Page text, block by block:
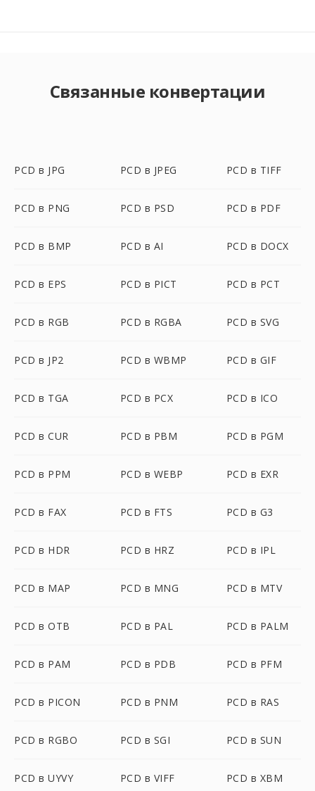
Связанные конвертации
PCD в JPG PCD в JPEG PCD в TIFF
PCD в PNG PCD в PSD PCD в PDF
PCD в BMP PCD в AI PCD в DOCX
PCD в EPS PCD в PICT PCD в PCT
PCD в RGB PCD в RGBA PCD в SVG
PCD в JP2 PCD в WBMP PCD в GIF
PCD в TGA PCD в PCX PCD в ICO
PCD в CUR PCD в PBM PCD в PGM
PCD в PPM PCD в WEBP PCD в EXR
PCD в FAX PCD в FTS PCD в G3
PCD в HDR PCD в HRZ PCD в IPL
PCD в MAP PCD в MNG PCD в MTV
PCD в OTB PCD в PAL PCD в PALM
PCD в PAM PCD в PDB PCD в PFM
PCD в PICON PCD в PNM PCD в RAS
PCD в RGBO PCD в SGI PCD в SUN
PCD в UYVY PCD в VIFF PCD в XBM